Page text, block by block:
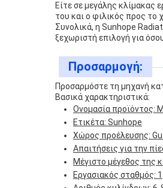
Είτε σε μεγάλης κλίμακας
του και ο φιλικός προς το
Συνολικά, η Sunhope
ξεχωριστή επιλογή για
Προσαρμογή:
Προσαρμόστε τη μηχανή
Βασικά χαρακτηριστικά:
Ονομασία προϊόντος:
Ετικέτα: Sunhope
Χώρος προέλευσης:
Απαιτήσεις για την
Μέγιστο μέγεθος της
Εργασιακός σταθμός: 1